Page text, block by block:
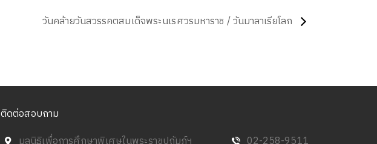
วันคล้ายวันสวรรคตสมเด็จพระนเรศวรมหาราช / วันมาลาเรียโลก
ติดต่อสอบถาม